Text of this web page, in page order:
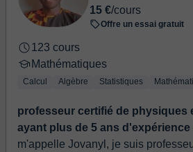
15 €/cours
Offre un essai gratuit
123 cours
Mathématiques
Calcul Algèbre Statistiques
professeur certifié de physiques
ayant plus de 5 ans d'expérience
m'appelle Jovanyl, je suis